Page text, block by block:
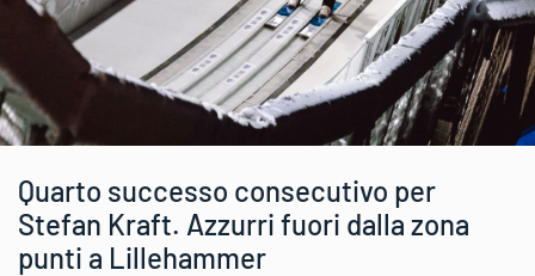
Quarto successo consecutivo per
Stefan Kraft. Azzurri fuori dalla zona
punti a Lillehammer